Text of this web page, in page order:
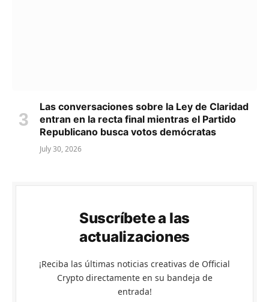
Las conversaciones sobre la Ley de Claridad
entran en la recta final mientras el Partido
Republicano busca votos demócratas
July 30, 2026
Suscríbete a las
actualizaciones
¡Reciba las últimas noticias creativas de Official
Crypto directamente en su bandeja de
entrada!